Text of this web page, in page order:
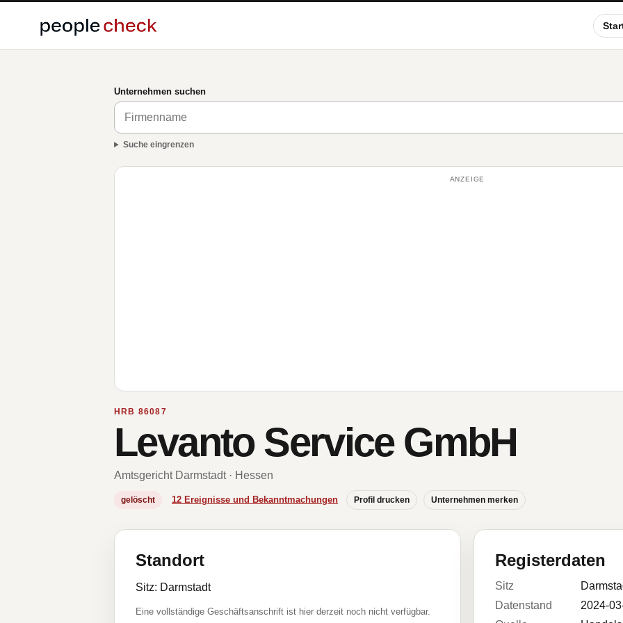
Unternehmen suchen
Suche eingrenzen
ANZEIGE
HRB 86087
Levanto Service GmbH
Amtsgericht Darmstadt · Hessen
gelöscht 12 Ereignisse und Bekanntmachungen Profil drucken Unternehmen merken
Standort
Sitz: Darmstadt
Eine vollständige Geschäftsanschrift ist hier derzeit noch nicht verfügbar.
Registerdaten
Sitz
Datenstand
2024-